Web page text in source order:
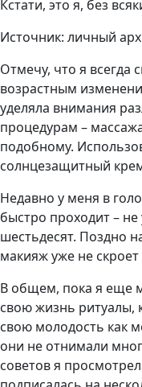
Кстати, это я, без
Источник: личный
Отмечу, что я всегда
возрастным
уделяла внимания
процедурам –
подобному.
солнцезащитный
Недавно у меня в
быстро проходит – не
шестьдесят. Поздно
макияж уже не скроет
В общем, пока я еще
свою жизнь ритуалы,
свою молодость как
они не отнимали
советов я